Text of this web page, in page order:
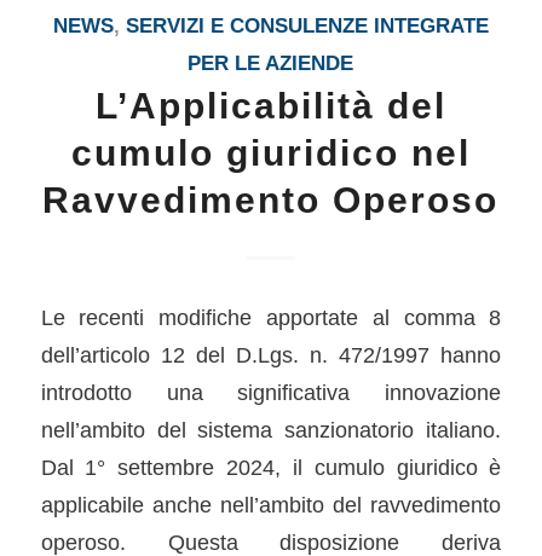
NEWS, SERVIZI E CONSULENZE INTEGRATE
PER LE AZIENDE
L’Applicabilità del
cumulo giuridico nel
Ravvedimento Operoso
Le recenti modifiche apportate al comma 8
dell’articolo 12 del D.Lgs. n. 472/1997 hanno
introdotto una significativa innovazione
nell’ambito del sistema sanzionatorio italiano.
Dal 1° settembre 2024, il cumulo giuridico è
applicabile anche nell’ambito del ravvedimento
operoso. Questa disposizione deriva